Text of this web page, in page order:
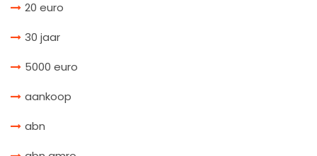
20 euro
30 jaar
5000 euro
aankoop
abn